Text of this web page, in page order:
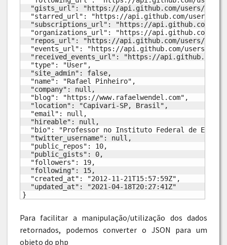
"gists_url": "https://api.github.com/users/
"starred_url": "https://api.github.com/users/
"subscriptions_url": "https://api.github.com/
"organizations_url": "https://api.github.com/
"repos_url": "https://api.github.com/users/
"events_url": "https://api.github.com/users/
"received_events_url": "https://api.github.com/
  "type": "User",
  "site_admin": false,
  "name": "Rafael Pinheiro",
  "company": null,
  "blog": "https://www.rafaelwendel.com",
  "location": "Capivari-SP, Brasil",
  "email": null,
  "hireable": null,
"bio": "Professor no Instituto Federal de
  "twitter_username": null,
  "public_repos": 10,
  "public_gists": 0,
  "followers": 19,
  "following": 15,
  "created_at": "2012-11-21T15:57:59Z",
  "updated_at": "2021-04-18T20:27:41Z"
}
Para facilitar a manipulação/utilização dos dados
retornados, podemos converter o JSON para um
objeto do php